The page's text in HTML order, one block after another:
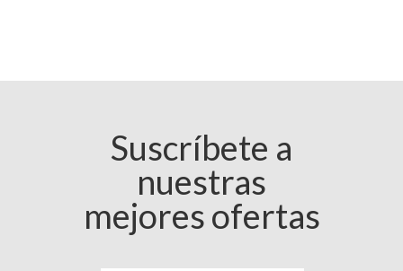
Suscríbete a
nuestras
mejores ofertas